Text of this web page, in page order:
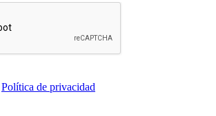
Política de privacidad